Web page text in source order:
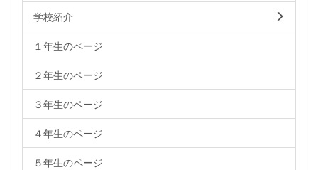
学校紹介
１年生のページ
２年生のページ
３年生のページ
４年生のページ
５年生のページ